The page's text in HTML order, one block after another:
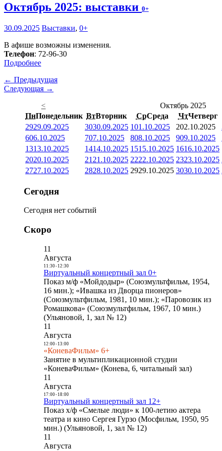
Октябрь 2025: выставки 0+
30.09.2025 Выставки, 0+
В афише возможны изменения.
Телефон: 72-96-30
Подробнее
← Предыдущая
Следующая →
<
Октябрь 2025
ПнПонедельник ВтВторник СрСреда ЧтЧетверг
2929.09.2025 3030.09.2025 101.10.2025 202.10.2025
606.10.2025 707.10.2025 808.10.2025 909.10.2025
1313.10.2025 1414.10.2025 1515.10.2025 1616.10.2025
2020.10.2025 21 21.10.2025 2222.10.2025 2323.10.2025
2727.10.2025 2828.10.2025 2929.10.2025 3030.10.2025
Сегодня
Сегодня нет событий
Скоро
11
Августа
11:30- 12:30
Виртуальный концертный зал 0+
Показ м/ф «Мойдодыр» (Союзмультфильм, 1954,
16 мин.); «Ивашка из Дворца пионеров»
(Союзмультфильм, 1981, 10 мин.); «Паровозик из
Ромашкова» (Союзмультфильм, 1967, 10 мин.)
(Ульяновой, 1, зал № 12)
11
Августа
12:00- 13:00
«КоневаФильм» 6+
Занятие в мультипликационной студии
«КоневаФильм» (Конева, 6, читальный зал)
11
Августа
17:00- 18:00
Виртуальный концертный зал 12+
Показ х/ф «Смелые люди» к 100-летию актера
театра и кино Сергея Гурзо (Мосфильм, 1950, 95
мин.) (Ульяновой, 1, зал № 12)
11
Августа